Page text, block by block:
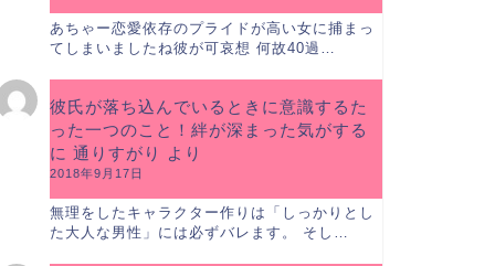
あちゃー恋愛依存のプライドが高い女に捕まっ
てしまいましたね彼が可哀想 何故40過…
彼氏が落ち込んでいるときに意識するた
った一つのこと！絆が深まった気がする
に通りすがり より
2018年9月17日
無理をしたキャラクター作りは「しっかりとし
た大人な男性」には必ずバレます。 そし…